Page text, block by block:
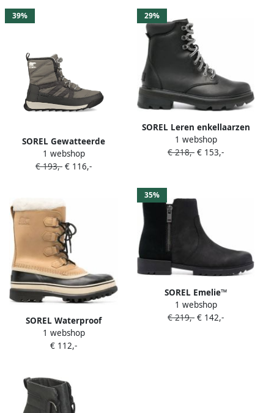
39%
SOREL Gewatteerde
enkellaarzen Grijs
1 webshop
€ 193,- € 116,-
29%
SOREL Leren enkellaarzen
Zwart
1 webshop
€ 218,- € 153,-
SOREL Waterproof
enkellaarzen Beige
1 webshop
€ 112,-
35%
SOREL Emelie™
enkellaarzen Zwart
1 webshop
€ 219,- € 142,-